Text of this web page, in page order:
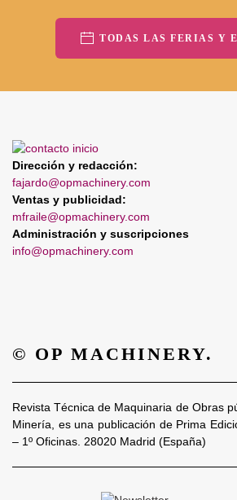
TODAS LAS FERIAS Y
Dirección y redacción:
fajardo@opmachinery.com
Ventas y publicidad:
mfraile@opmachinery.com
Administración y suscripciones
info@opmachinery.com
© OP MACHINERY.
Revista Técnica de Maquinaria de Obras
Minería, es una publicación de Prima
– 1º Oficinas. 28020 Madrid (España)